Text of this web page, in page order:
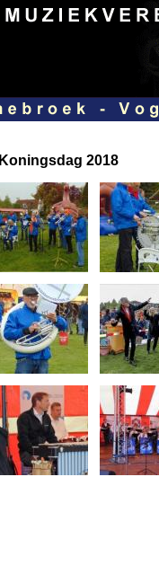
Koningsdag 2018